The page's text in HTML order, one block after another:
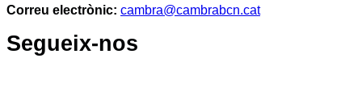
Correu electrònic: cambra@cambrabcn.cat
Segueix-nos